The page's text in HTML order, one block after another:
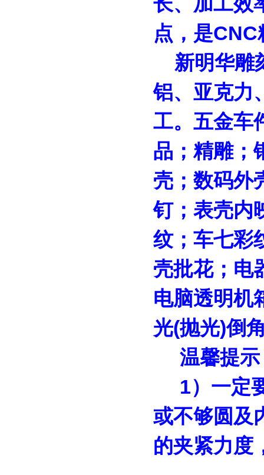
点，是
新明华雕
铝、亚克力
工。五金车
品；精雕；
壳；数码外
钉；表壳内
纹；车七彩
壳批花；电
电脑透明机
光(抛光)倒
温馨提示
1）一定
或不够圆及
的夹紧力度